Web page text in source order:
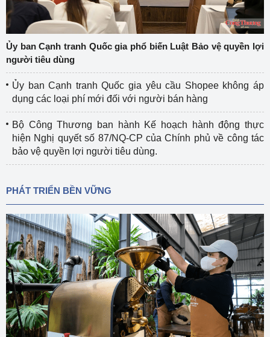
Ủy ban Cạnh tranh Quốc gia phổ biến Luật Bảo vệ quyền lợi
người tiêu dùng
Ủy ban Cạnh tranh Quốc gia yêu cầu Shopee không áp
dụng các loại phí mới đối với người bán hàng
Bộ Công Thương ban hành Kế hoạch hành động thực
hiện Nghị quyết số 87/NQ-CP của Chính phủ về công tác
bảo vệ quyền lợi người tiêu dùng.
PHÁT TRIỂN BỀN VỮNG